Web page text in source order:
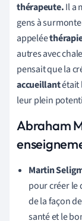
thérapeute.Il a
gens à
appelée
autres avec
pensait que la
accueillantétait
leur plein
Abraham
Martin
pour créer le
de la façon
santé et le